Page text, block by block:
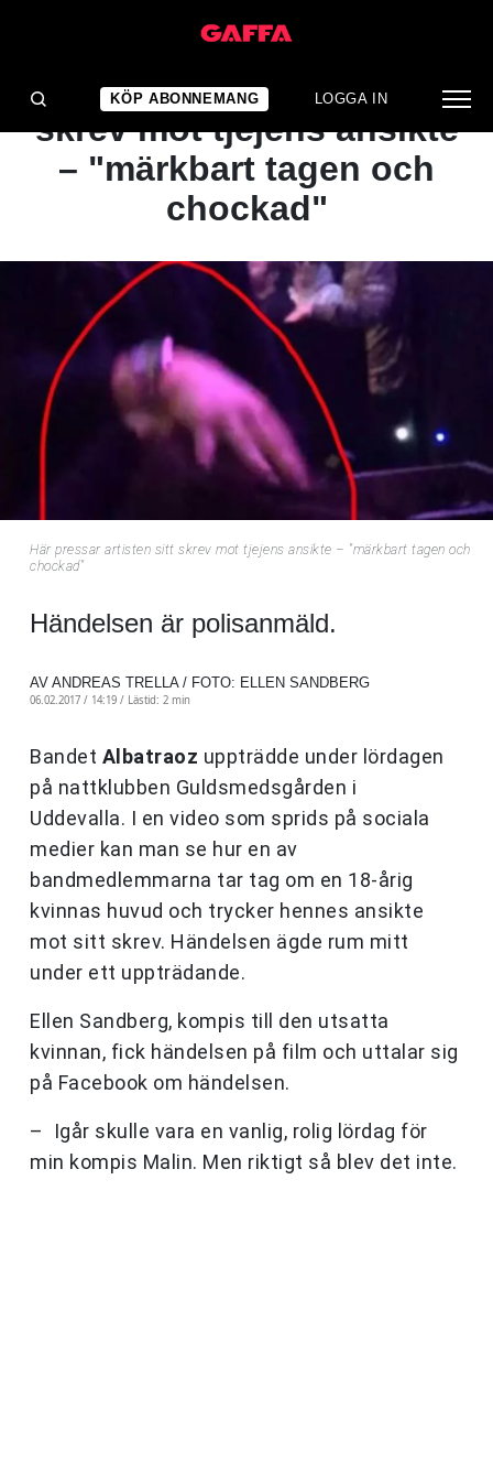
KÖP ABONNEMANG LOGGA IN
NYHET
Här pressar artisten sitt
skrev mot tjejens ansikte
– "märkbart tagen och
chockad"
Här pressar artisten sitt skrev mot tjejens ansikte – "märkbart tagen och
chockad"
Händelsen är polisanmäld.
AV ANDREAS TRELLA / FOTO: ELLEN SANDBERG
06.02.2017 / 14:19 / Lästid: 2 min
Bandet Albatraoz uppträdde under lördagen
på nattklubben Guldsmedsgården i
Uddevalla. I en video som sprids på sociala
medier kan man se hur en av
bandmedlemmarna tar tag om en 18-årig
kvinnas huvud och trycker hennes ansikte
mot sitt skrev. Händelsen ägde rum mitt
under ett uppträdande.
Ellen Sandberg, kompis till den utsatta
kvinnan, fick händelsen på film och uttalar sig
på Facebook om händelsen.
– Igår skulle vara en vanlig, rolig lördag för
min kompis Malin. Men riktigt så blev det inte.